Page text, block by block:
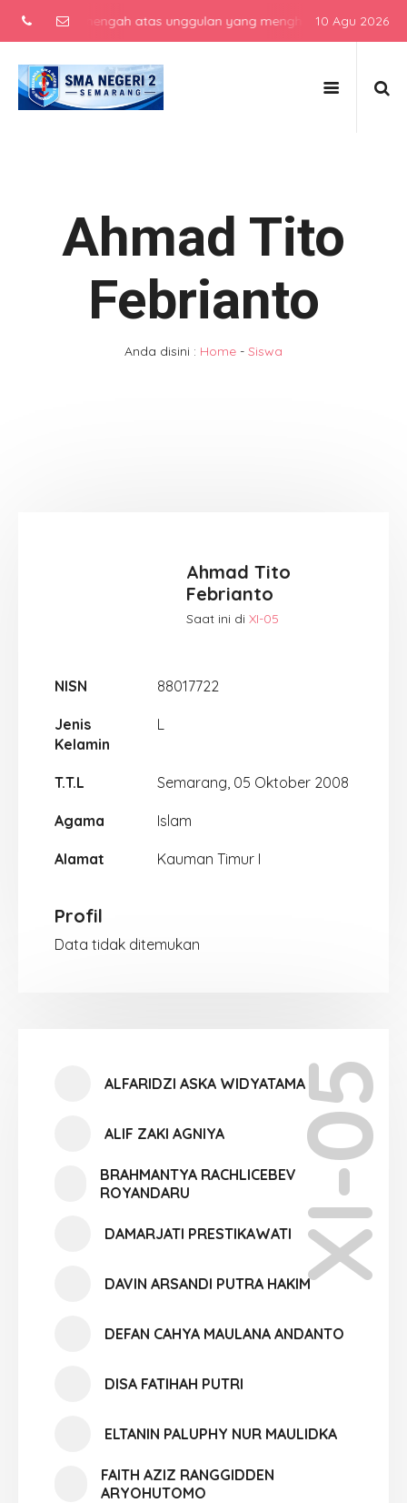
menengah atas unggulan yang menghasilkan lulusan
10 Agu 2026
Ahmad Tito
Febrianto
Anda disini : Home - Siswa
Ahmad Tito
Febrianto
Saat ini di XI-05
NISN 88017722
Jenis
Kelamin
L
T.T.L Semarang, 05 Oktober 2008
Agama Islam
Alamat Kauman Timur I
Profil
Data tidak ditemukan
XI-05
ALFARIDZI ASKA WIDYATAMA
ALIF ZAKI AGNIYA
BRAHMANTYA RACHLICEBEV
ROYANDARU
DAMARJATI PRESTIKAWATI
DAVIN ARSANDI PUTRA HAKIM
DEFAN CAHYA MAULANA ANDANTO
DISA FATIHAH PUTRI
ELTANIN PALUPHY NUR MAULIDKA
FAITH AZIZ RANGGIDDEN
ARYOHUTOMO